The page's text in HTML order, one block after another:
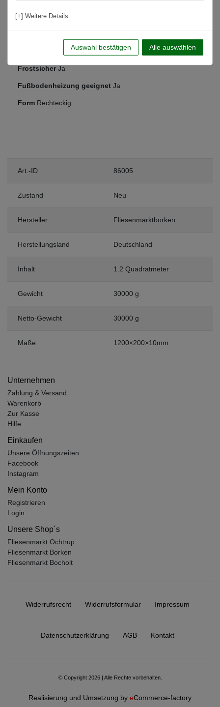
Boden & Wand
Frostsicher Ja
Fußbodenheizung geeignet Ja
Form Rechteckig
Art.-ID 86005
Zustand Neu
Hersteller Fliesenmarktborken
Herstellungsland Deutschland
Inhalt 1.2 Quadratmeter
Gewicht 30000 g
Netto-Gewicht 30000 g
Maße 1200×200×10mm
Unternehmen
Zahlung & Versand
Warenkorb
Zur Kasse
Hilfe
Einkaufen
Unsere Öffnungszeiten
Facebook
Instagram
Mein Konto
Registrieren
Login
Unsere Shop´s
Fliesenmarkt Ochtrup
Fliesenmarkt Borken
Fliesenmarkt Bocholt
Widerrufs­recht Widerrufs­formular Impressum
Daten­schutz­erklärung AGB Kontakt
© Copyright 2026 | Alle Rechte vorbehalten.
Realisierung und Umsetzung by eCommerce-factory
[+] Weitere Details
Auswahl bestätigen Alle auswählen